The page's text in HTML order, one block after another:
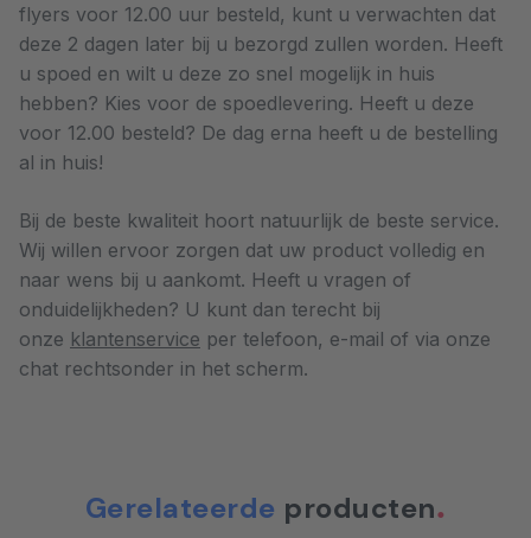
flyers voor 12.00 uur besteld, kunt u verwachten dat
deze 2 dagen later bij u bezorgd zullen worden. Heeft
u spoed en wilt u deze zo snel mogelijk in huis
hebben? Kies voor de spoedlevering. Heeft u deze
voor 12.00 besteld? De dag erna heeft u de bestelling
al in huis!
Bij de beste kwaliteit hoort natuurlijk de beste service.
Wij willen ervoor zorgen dat uw product volledig en
naar wens bij u aankomt. Heeft u vragen of
onduidelijkheden? U kunt dan terecht bij
onze klantenservice per telefoon, e-mail of via onze
chat rechtsonder in het scherm.
Gerelateerde producten